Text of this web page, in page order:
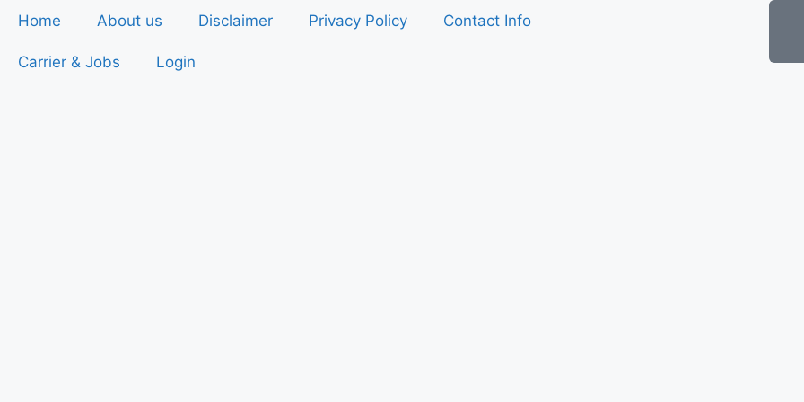
Home About us Disclaimer Privacy Policy Contact Info
Carrier & Jobs Login